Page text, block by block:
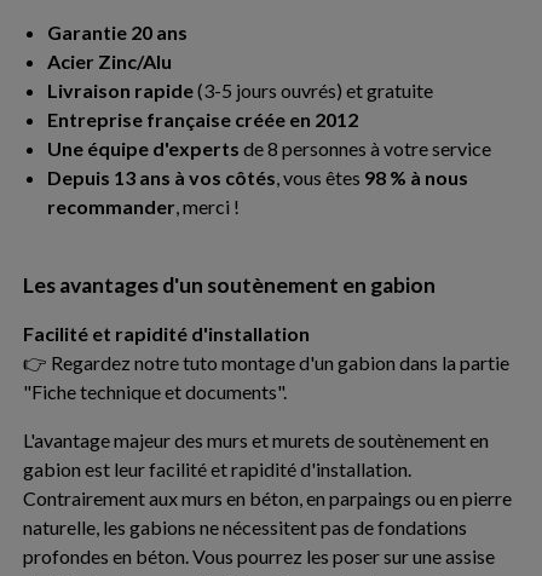
Garantie 20 ans
Acier Zinc/Alu
Livraison rapide(3-5 jours ouvrés) et gratuite
Entreprise française créée en 2012
Une équipe d'experts de 8 personnes à votre service
Depuis 13 ans à vos côtés , vous êtes 98 % à nous
recommander , merci !
Les avantages d'un soutènement en gabion
Facilité et rapidité d'installation
👉 Regardez notre tuto montage d'un gabion dans la partie
"Fiche technique et documents".
L'avantage majeur des murs et murets de soutènement en
gabion est leur facilité et rapidité d'installation.
Contrairement aux murs en béton, en parpaings ou en pierre
naturelle, les gabions ne nécessitent pas de fondations
profondes en béton. Vous pourrez les poser sur une assise